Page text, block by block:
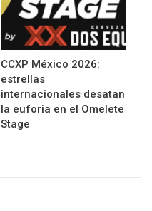
CCXP México 2026:
estrellas
internacionales desatan
la euforia en el Omelete
Stage